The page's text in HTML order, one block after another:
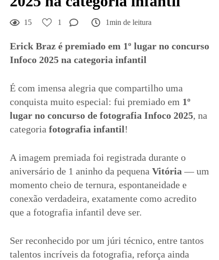
15 1 1min de leitura
Erick Braz é premiado em 1º lugar no concurso
Infoco 2025 na categoria infantil
É com imensa alegria que compartilho uma
conquista muito especial: fui premiado em 1º
lugar no concurso de fotografia Infoco 2025, na
categoria fotografia infantil!
A imagem premiada foi registrada durante o
aniversário de 1 aninho da pequena Vitória — um
momento cheio de ternura, espontaneidade e
conexão verdadeira, exatamente como acredito
que a fotografia infantil deve ser.
Ser reconhecido por um júri técnico, entre tantos
talentos incríveis da fotografia, reforça ainda